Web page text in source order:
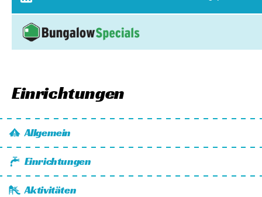
Einrichtungen
Allgemein
Wi-Fi
Fahrräder zu mieten
Kanus zu vermieten
Spa und Wellness
Einrichtungen
Stromanschluss
Aktivitäten